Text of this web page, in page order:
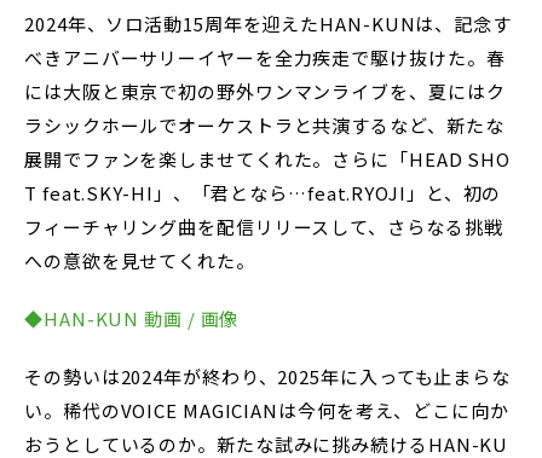
2024年、ソロ活動15周年を迎えたHAN-KUNは、記念す
べきアニバーサリーイヤーを全力疾走で駆け抜けた。春
には大阪と東京で初の野外ワンマンライブを、夏にはク
ラシックホールでオーケストラと共演するなど、新たな
展開でファンを楽しませてくれた。さらに「HEAD SHO
T feat.SKY-HI」、「君となら…feat.RYOJI」と、初の
フィーチャリング曲を配信リリースして、さらなる挑戦
への意欲を見せてくれた。
◆HAN-KUN 動画 / 画像
その勢いは2024年が終わり、2025年に入っても止まらな
い。稀代のVOICE MAGICIANは今何を考え、どこに向か
おうとしているのか。新たな試みに挑み続けるHAN-KU